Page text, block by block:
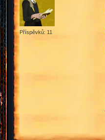
Příspěvků: 11